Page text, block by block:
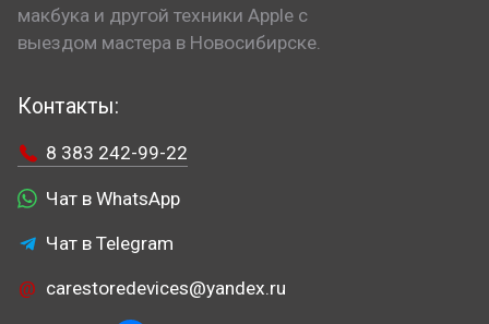
макбука и другой техники Apple с
выездом мастера в Новосибирске.
Контакты:
8 383 242-99-22
Чат в WhatsApp
Чат в Telegram
carestoredevices@yandex.ru